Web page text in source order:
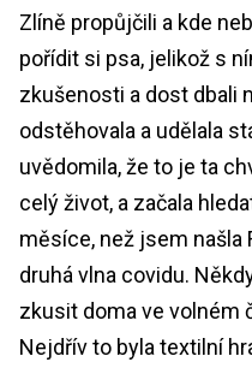
Zlíně propůjčili a kde
pořídit si psa, jelikož s
zkušenosti a dost dbali
odstěhovala a udělala
uvědomila, že to je ta
celý život, a začala
měsíce, než jsem našla
druhá vlna covidu.
zkusit doma ve volném
Nejdřív to byla textilní